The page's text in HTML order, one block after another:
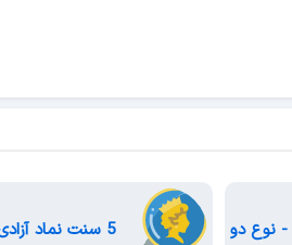
5 سنت نماد آزادی - بدون سنت